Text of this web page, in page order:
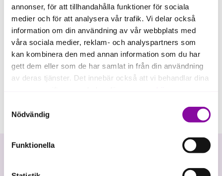
annonser, för att tillhandahålla funktioner för sociala
medier och för att analysera vår trafik. Vi delar också
information om din användning av vår webbplats med
våra sociala medier, reklam- och analyspartners som
kan kombinera den med annan information som du har
gett dem eller som de har samlat in från din användning
av deras tjänster. Det innebär också att vi behandlar dina
Om du klickar på avvisa kommer användning av kakor
eller delning av information enligt ovan, inte att ske,
förutom för kakor som är nödvändiga för att hemsidan
ska fungera se mer under inställningar.
Nödvändig
Funktionella